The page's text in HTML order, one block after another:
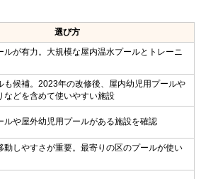
選び方
ルが有力。大規模な屋内温水プールとトレーニ
も候補。2023年の改修後、屋内幼児用プールや
などを含めて使いやすい施設
ルや屋外幼児用プールがある施設を確認
動しやすさが重要。最寄りの区のプールが使い